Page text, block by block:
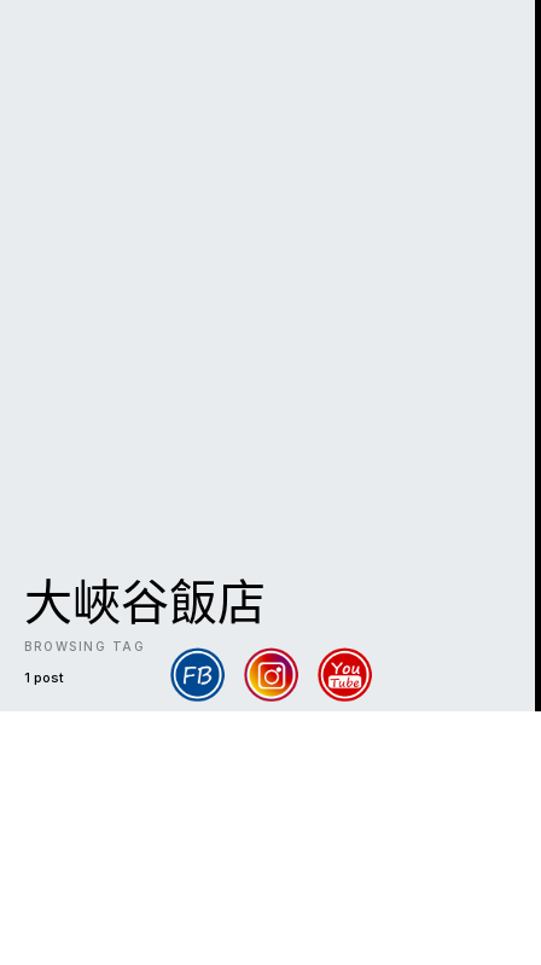
大峽谷飯店
BROWSING TAG
1 post